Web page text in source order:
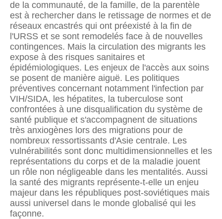
de la communauté, de la famille, de la parentèle
est à rechercher dans le retissage de normes et de
réseaux encastrés qui ont préexisté à la fin de
l'URSS et se sont remodelés face à de nouvelles
contingences. Mais la circulation des migrants les
expose à des risques sanitaires et
épidémiologiques. Les enjeux de l'accès aux soins
se posent de manière aiguë. Les politiques
préventives concernant notamment l'infection par
VIH/SIDA, les hépatites, la tuberculose sont
confrontées à une disqualification du système de
santé publique et s'accompagnent de situations
très anxiogènes lors des migrations pour de
nombreux ressortissants d'Asie centrale. Les
vulnérabilités sont donc multidimensionnelles et les
représentations du corps et de la maladie jouent
un rôle non négligeable dans les mentalités. Aussi
la santé des migrants représente-t-elle un enjeu
majeur dans les républiques post-soviétiques mais
aussi universel dans le monde globalisé qui les
façonne.